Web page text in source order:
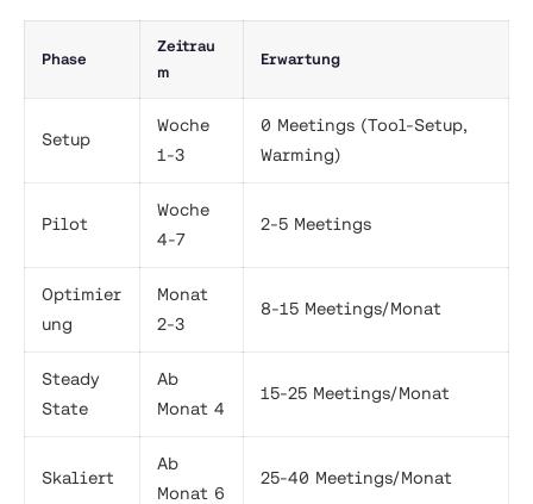
Phase
Zeitrau
m
Erwartung
Setup
Woche
1-3
0 Meetings (Tool-Setup,
Warming)
Pilot
Woche
4-7
2-5 Meetings
Optimier
ung
Monat
2-3
8-15 Meetings/Monat
Steady
State
Ab
Monat 4
15-25 Meetings/Monat
Skaliert
Ab
Monat 6
25-40 Meetings/Monat